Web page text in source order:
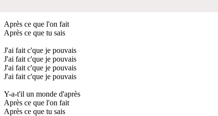
Après ce que l'on fait
Après ce que tu sais
J'ai fait c'que je pouvais
J'ai fait c'que je pouvais
J'ai fait c'que je pouvais
J'ai fait c'que je pouvais
Y-a-t'il un monde d'après
Après ce que l'on fait
Après ce que tu sais